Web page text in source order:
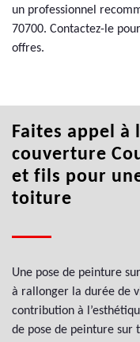
un professionnel
70700. Contactez-le
offres.
Faites appel à
couverture
et fils pour
toiture
Une pose de peinture
à rallonger la durée de
contribution à
de pose de peinture sur